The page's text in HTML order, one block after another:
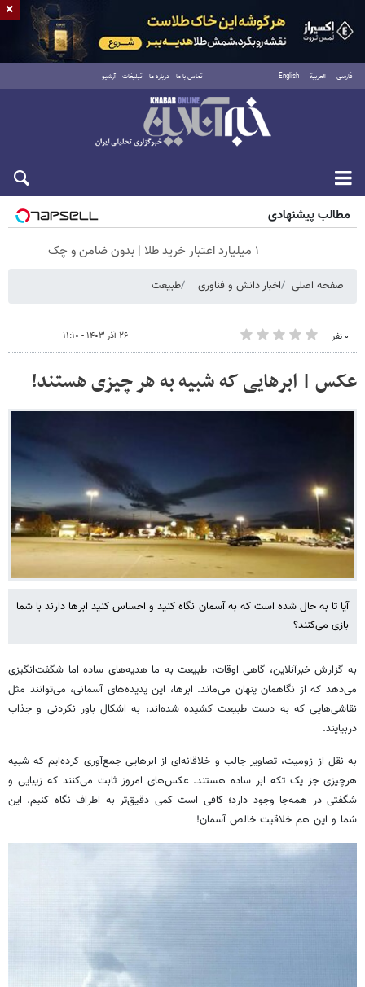
فارسی العربية English تماس با ما درباره ما تبلیغات آرشیو
شنبه ۱۷ مرداد ۱۴۰۵
مطالب پیشنهادی
۱ میلیارد اعتبار خرید طلا | بدون ضامن و چک
صفحه اصلی اخبار دانش و فناوری طبیعت
۰ نفر ۲۶ آذر ۱۴۰۳ - ۱۱:۱۰
عکس | ابرهایی که شبیه به هر چیزی هستند!
آیا تا به حال شده است که به آسمان نگاه کنید و احساس کنید ابرها دارند با شما
بازی می‌کنند؟
به گزارش خبرآنلاین، گاهی اوقات، طبیعت به ما هدیه‌های ساده اما شگفت‌انگیزی
می‌دهد که از نگاهمان پنهان می‌ماند. ابرها، این پدیده‌های آسمانی، می‌توانند مثل
نقاشی‌هایی که به دست طبیعت کشیده شده‌اند، به اشکال باور نکردنی و جذاب
دربیایند.
به نقل از زومیت، تصاویر جالب و خلاقانه‌ای از ابرهایی جمع‌آوری کرده‌ایم که شبیه
هرچیزی جز یک تکه ابر ساده هستند. عکس‌های امروز ثابت می‌کنند که زیبایی و
شگفتی در همه‌جا وجود دارد؛ کافی است کمی دقیق‌تر به اطراف نگاه کنیم. این
شما و این هم خلاقیت خالص آسمان!
×